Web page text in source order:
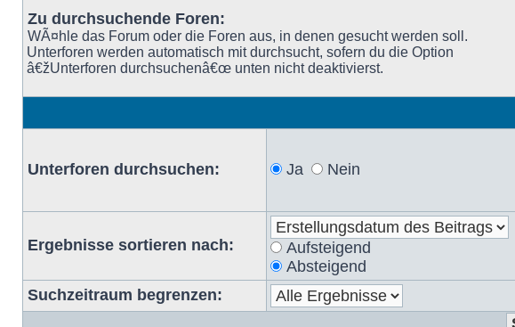
Zu durchsuchende Foren:
WÃ¤hle das Forum oder die Foren aus, in denen gesucht werden soll.
Unterforen werden automatisch mit durchsucht, sofern du die Option
â€žUnterforen durchsuchenâ€œ unten nicht deaktivierst.
Unterforen durchsuchen: Ja Nein
Ergebnisse sortieren nach:
Aufsteigend
Absteigend
Suchzeitraum begrenzen: